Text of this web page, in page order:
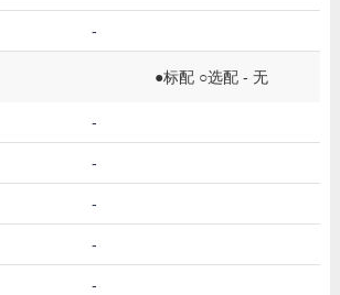
-
●标配 ○选配 - 无
-
-
-
-
-